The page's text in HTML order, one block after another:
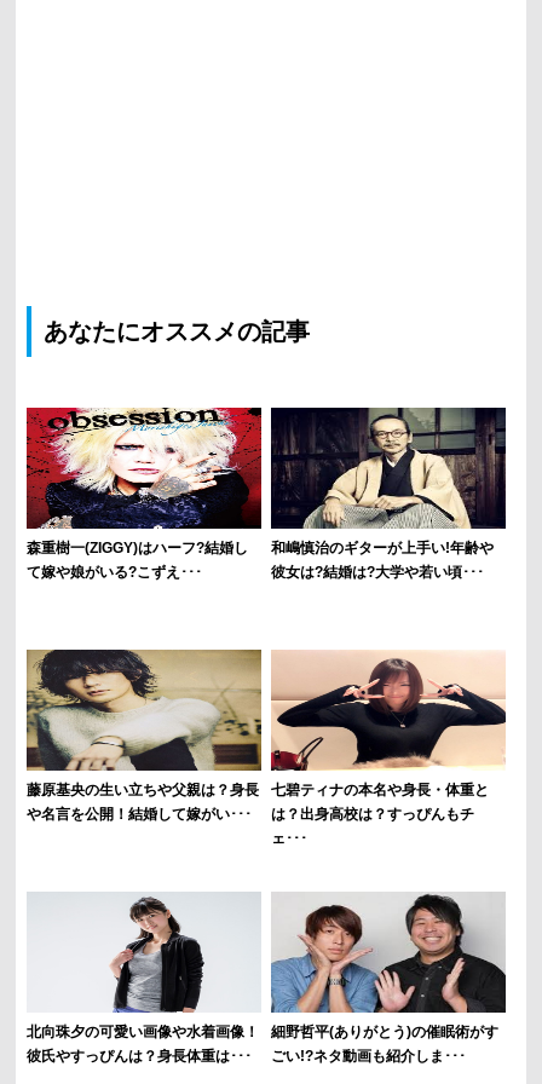
あなたにオススメの記事
森重樹一(ZIGGY)はハーフ?結婚し
て嫁や娘がいる?こずえ･･･
和嶋慎治のギターが上手い!年齢や
彼女は?結婚は?大学や若い頃･･･
藤原基央の生い立ちや父親は？身長
や名言を公開！結婚して嫁がい･･･
七碧ティナの本名や身長・体重と
は？出身高校は？すっぴんもチ
ェ･･･
北向珠夕の可愛い画像や水着画像！
彼氏やすっぴんは？身長体重は･･･
細野哲平(ありがとう)の催眠術がす
ごい!?ネタ動画も紹介しま･･･